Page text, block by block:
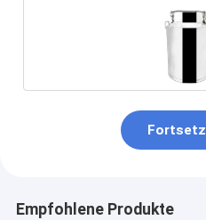
Empfohlene Produkte